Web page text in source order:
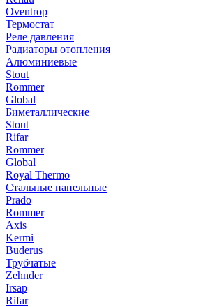
Oventrop
Термостат
Реле давления
Радиаторы отопления
Алюминиевые
Stout
Rommer
Global
Биметаллические
Stout
Rifar
Rommer
Global
Royal Thermo
Стальные панельные
Prado
Rommer
Axis
Kermi
Buderus
Трубчатые
Zehnder
Irsap
Rifar